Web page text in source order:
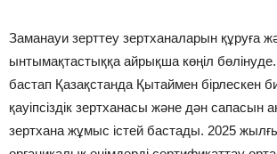
Заманауи зерттеу зертханаларын құруға
ынтымақтастыққа айрықша көңіл
бастап Қазақстанда Қытаймен бірлескен
қауіпсіздік зертханасы және дән сапасын
зертхана жұмыс істей бастады. 2025